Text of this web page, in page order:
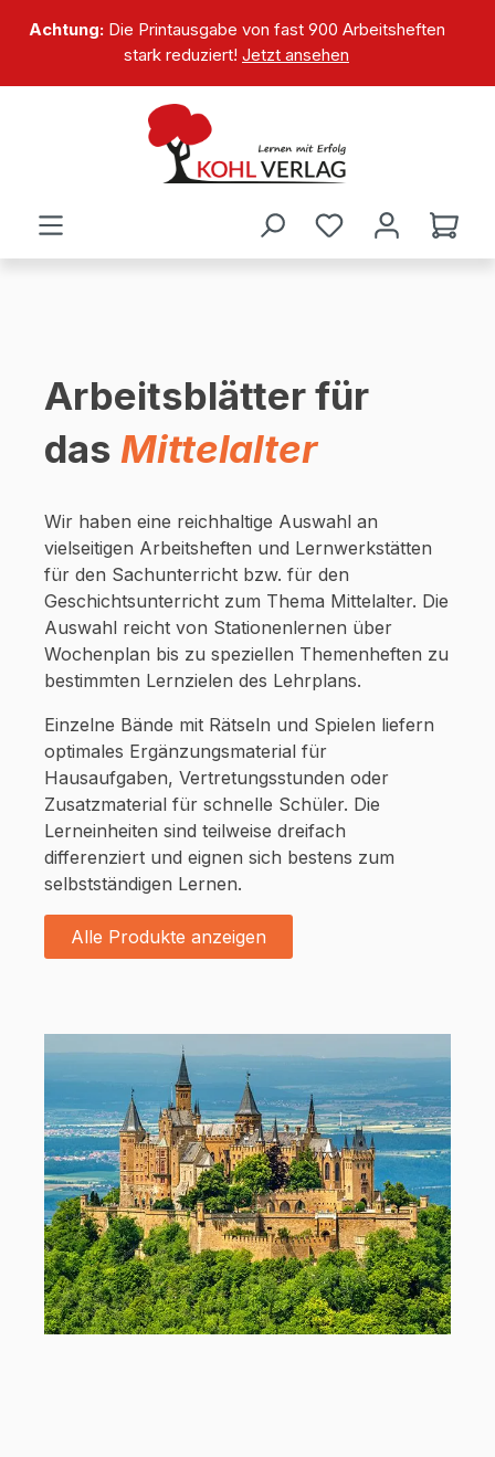
springen
Achtung:Die Printausgabe von fast 900 Arbeitsheften
stark reduziert! Jetzt ansehen
Arbeitsblätter für
das Mittelalter
Wir haben eine reichhaltige Auswahl an
vielseitigen Arbeitsheften und Lernwerkstätten
für den Sachunterricht bzw. für den
Geschichtsunterricht zum Thema Mittelalter. Die
Auswahl reicht von Stationenlernen über
Wochenplan bis zu speziellen Themenheften zu
bestimmten Lernzielen des Lehrplans.
Einzelne Bände mit Rätseln und Spielen liefern
optimales Ergänzungsmaterial für
Hausaufgaben, Vertretungsstunden oder
Zusatzmaterial für schnelle Schüler. Die
Lerneinheiten sind teilweise dreifach
differenziert und eignen sich bestens zum
selbstständigen Lernen.
Alle Produkte anzeigen